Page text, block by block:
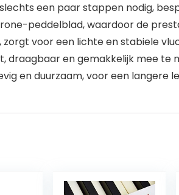
een paar stappen nodig,
peddelblad, waardoor de
voor een lichte en stabiele
draagbaar en gemakkelijk mee te
en duurzaam, voor een langere